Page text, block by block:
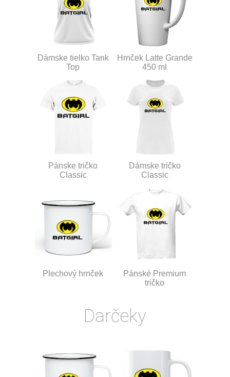
Dámske tielko Tank
Top
Hrnček Latte Grande
450 ml
Pánske tričko
Classic
Dámske tričko
Classic
Plechový hrnček
Pánské Premium
tričko
Darčeky